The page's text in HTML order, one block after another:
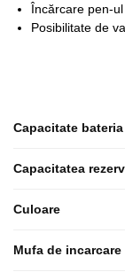
Încărcare pen-
Posibilitate de
Capacitate bateria
Capacitatea
Culoare
Mufa de incarcare